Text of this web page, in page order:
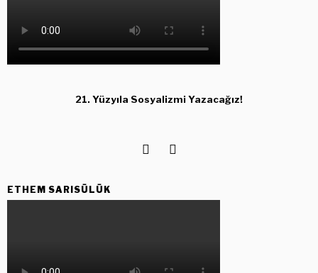
21. Yüzyıla Sosyalizmi Yazacağız!
ETHEM SARISÜLÜK